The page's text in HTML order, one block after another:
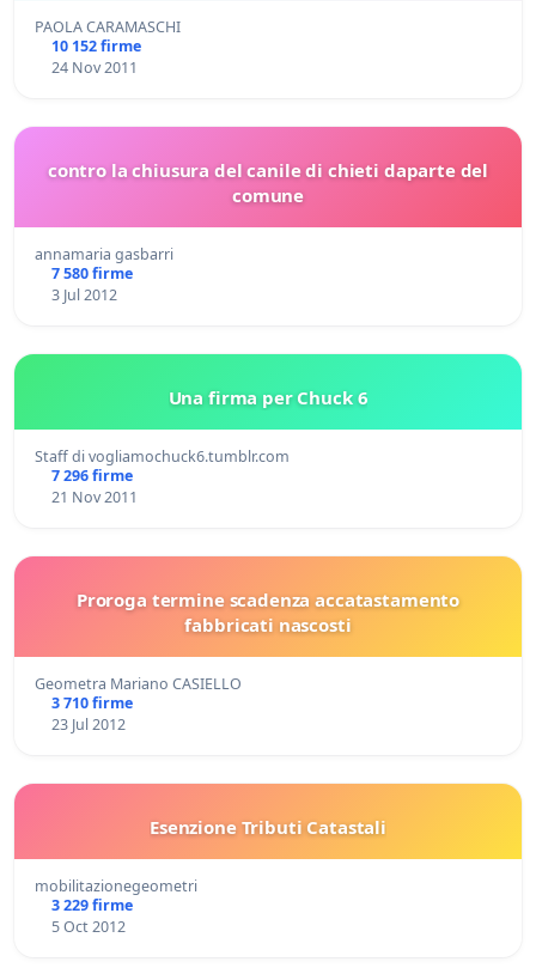
PAOLA CARAMASCHI
10 152 firme
24 Nov 2011
contro la chiusura del canile di chieti daparte del
comune
annamaria gasbarri
7 580 firme
3 Jul 2012
Una firma per Chuck 6
Staff di vogliamochuck6.tumblr.com
7 296 firme
21 Nov 2011
Proroga termine scadenza accatastamento
fabbricati nascosti
Geometra Mariano CASIELLO
3 710 firme
23 Jul 2012
Esenzione Tributi Catastali
mobilitazionegeometri
3 229 firme
5 Oct 2012